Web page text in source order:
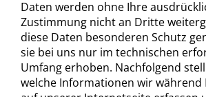
Daten werden ohne Ihre
Zustimmung nicht an Dritte
diese Daten besonderen Schutz
sie bei uns nur im technischen
Umfang erhoben. Nachfolgend
welche Informationen wir während